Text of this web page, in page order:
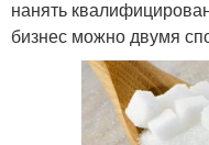
нанять
бизнес можно двумя